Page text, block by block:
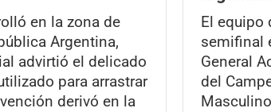
en la zona de
Argentina,
advirtió el delicado
para arrastrar
derivó en la
El equipo
semifinal
General
del